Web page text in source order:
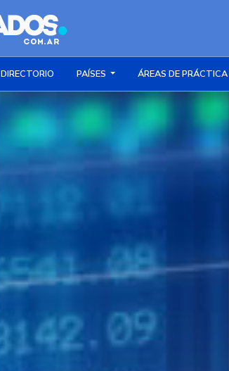
DIRECTORIO PAÍSES ÁREAS DE PRÁCTICA